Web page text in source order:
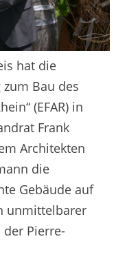
hat die
Bau des
(EFAR) in
Frank
Architekten
die
Gebäude auf
unmittelbarer
der Pierre-